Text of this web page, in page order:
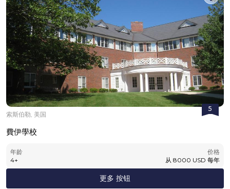
5
索斯伯勒, 美国
費伊學校
年龄
4+
价格
从 8000 USD 每年
更多 按钮